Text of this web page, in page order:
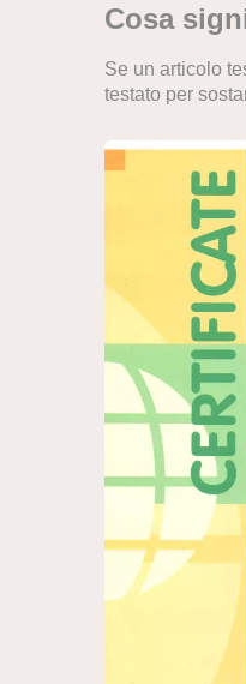
Cosa
Se un articolo
testato per